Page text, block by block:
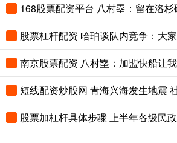
短线配资炒股网 青海兴海发生地震